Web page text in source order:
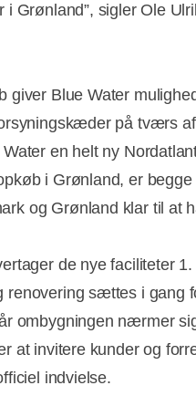
Grønland”, sigler Ole
giver Blue Water
på tværs
en helt ny
i Grønland, er
og Grønland klar til at
de nye faciliteter
renovering sættes i gang
ombygningen nærmer
at invitere kunder og
indvielse.